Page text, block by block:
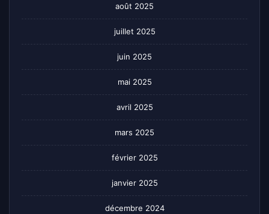
août 2025
juillet 2025
juin 2025
mai 2025
avril 2025
mars 2025
février 2025
janvier 2025
décembre 2024